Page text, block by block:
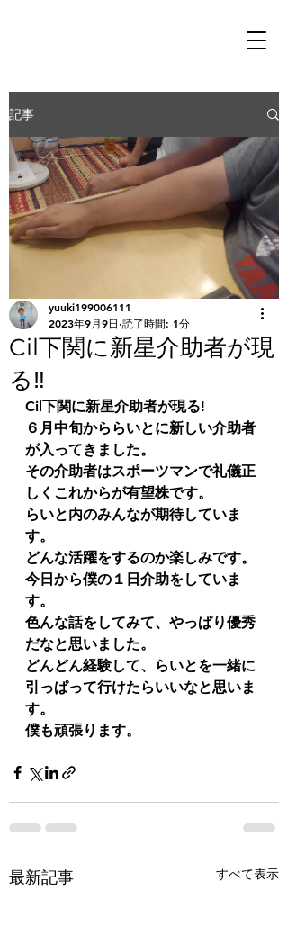
記事
Cil下関に新星介助者が現
る‼️
yuuki199006111
2023年9月9日 読了時間: 1分
Cil下関に新星介助者が現る!
６月中旬かららいとに新しい介助者
が入ってきました。
その介助者はスポーツマンで礼儀正
しくこれからが有望株です。
らいと内のみんなが期待していま
す。
どんな活躍をするのか楽しみです。
今日から僕の１日介助をしていま
す。
色んな話をしてみて、やっぱり優秀
だなと思いました。
どんどん経験して、らいとを一緒に
引っぱって行けたらいいなと思いま
す。
僕も頑張ります。
最新記事 すべて表示